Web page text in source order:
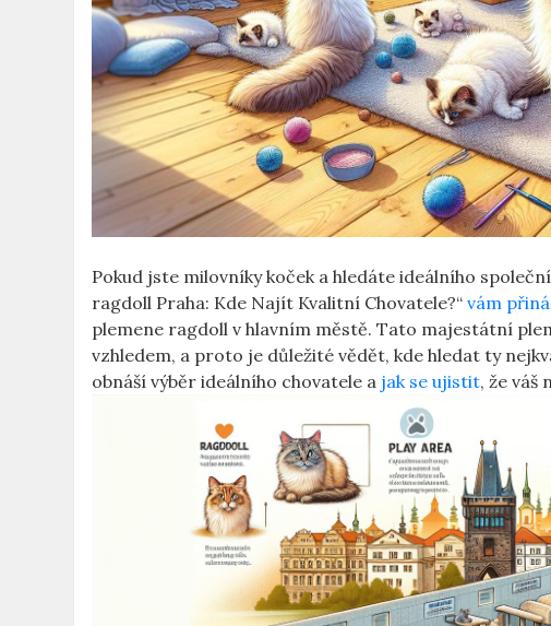
Pokud jste milovníky koček⁤ a hledáte ideálního
ragdoll Praha: ‍Kde​ Najít Kvalitní Chovatele?“vám
plemene ragdoll⁣ v hlavním městě. Tato majestátní
vzhledem, a proto ​je⁣ důležité vědět, kde ‍hledat ty
obnáší výběr ideálního chovatele a jak se ujistit, že‍ váš